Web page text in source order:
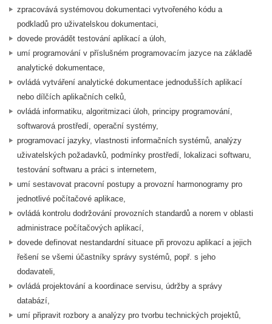
zpracovává systémovou dokumentaci vytvořeného kódu a
podkladů pro uživatelskou dokumentaci,
dovede provádět testování aplikací a úloh,
umí programování v příslušném programovacím jazyce na základě
analytické dokumentace,
ovládá vytváření analytické dokumentace jednodušších aplikací
nebo dílčích aplikačních celků,
ovládá informatiku, algoritmizaci úloh, principy programování,
softwarová prostředí, operační systémy,
programovací jazyky, vlastnosti informačních systémů, analýzy
uživatelských požadavků, podmínky prostředí, lokalizaci softwaru,
testování softwaru a práci s internetem,
umí sestavovat pracovní postupy a provozní harmonogramy pro
jednotlivé počítačové aplikace,
ovládá kontrolu dodržování provozních standardů a norem v oblasti
administrace počítačových aplikací,
dovede definovat nestandardní situace při provozu aplikací a jejich
řešení se všemi účastníky správy systémů, popř. s jeho
dodavateli,
ovládá projektování a koordinace servisu, údržby a správy
databází,
umí připravit rozbory a analýzy pro tvorbu technických projektů,